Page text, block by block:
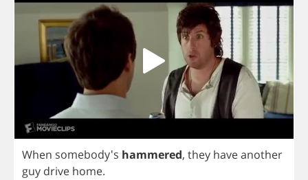
When somebody's hammered, they haveanother
guy drive home.